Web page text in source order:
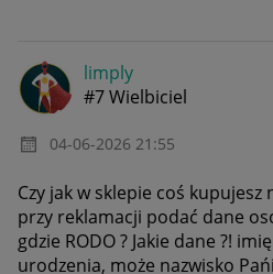
limply
#7 Wielbiciel
‎04-06-2026 21:55
Czy jak w sklepie coś
przy reklamacji podać dane
gdzie RODO ? Jakie dane ?!
urodzenia, może nazwisko